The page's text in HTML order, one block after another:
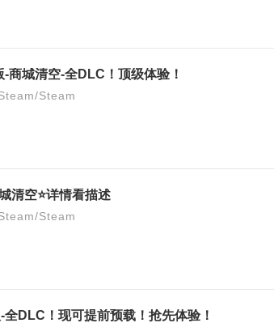
商城清空-全DLC！顶级体验！
Steam
清空⭐详情看描述
Steam
DLC！现可提前预载！抢先体验！